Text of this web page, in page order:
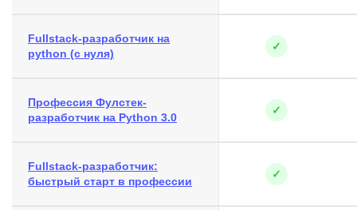
Fullstack-разработчик на
python (с нуля)
✓
Профессия Фулстек-
разработчик на Python 3.0
✓
Fullstack-разработчик:
быстрый старт в профессии
✓